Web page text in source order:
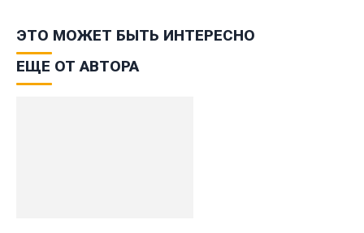
ЭТО МОЖЕТ БЫТЬ ИНТЕРЕСНО
ЕЩЕ ОТ АВТОРА